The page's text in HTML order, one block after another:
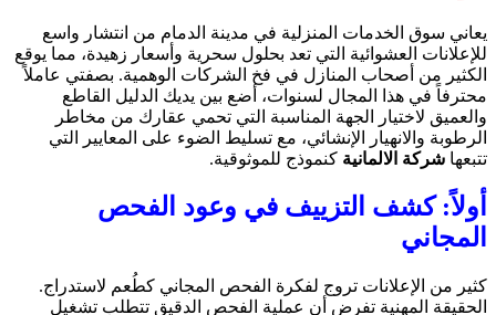
يعاني سوق الخدمات المنزلية في مدينة الدمام من انتشار واسع
للإعلانات العشوائية التي تعد بحلول سحرية وأسعار زهيدة، مما يوقع
الكثير من أصحاب المنازل في فخ الشركات الوهمية. بصفتي عاملاً
محترفاً في هذا المجال لسنوات، أضع بين يديك الدليل القاطع
والعميق لاختيار الجهة المناسبة التي تحمي عقارك من مخاطر
الرطوبة والانهيار الإنشائي، مع تسليط الضوء على المعايير التي
تتبعها شركة الالمانية كنموذج للموثوقية.
أولاً: كشف التزييف في وعود الفحص
المجاني
كثير من الإعلانات تروج لفكرة الفحص المجاني كطُعم لاستدراج.
الحقيقة المهنية تفرض أن عملية الفحص الدقيق تتطلب تشغيل